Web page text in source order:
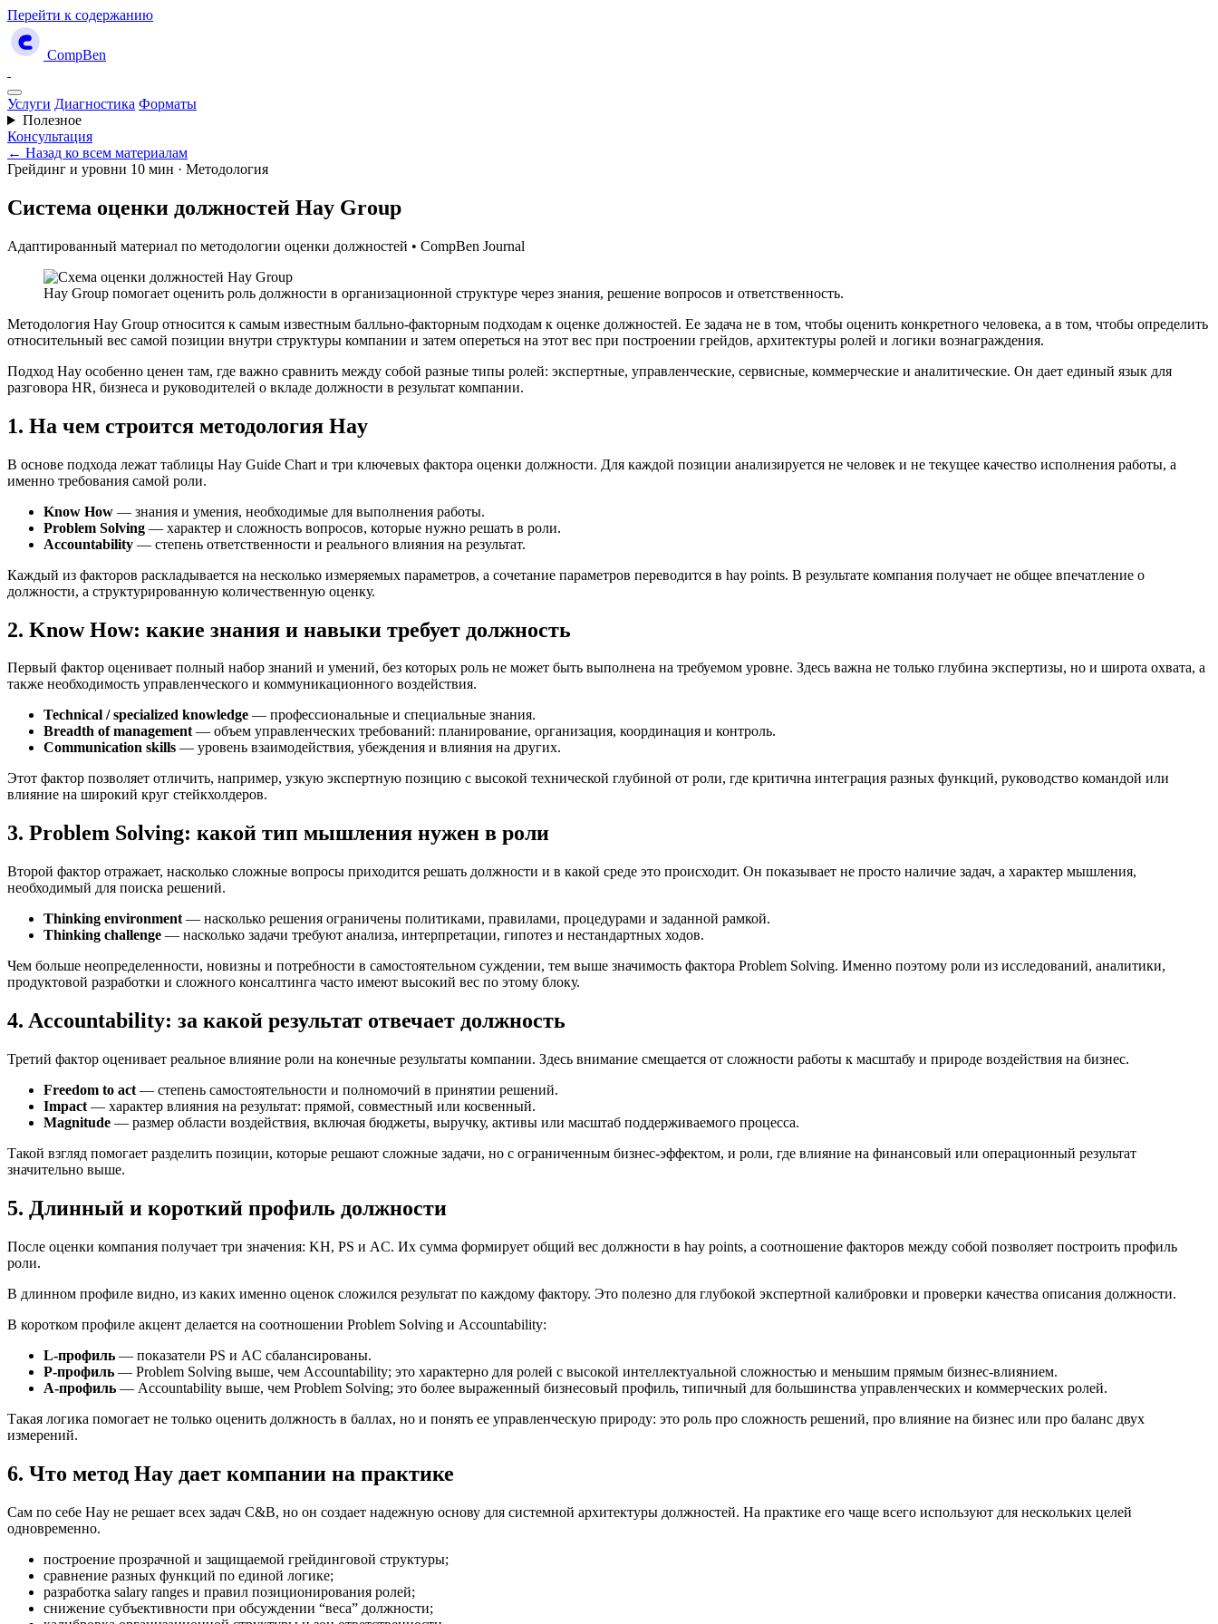
Перейти к содержанию
CompBen
Услуги Диагностика Форматы
Полезное
Консультация
← Назад ко всем материалам
Грейдинг и уровни 10 мин · Методология
Система оценки должностей Hay Group
Адаптированный материал по методологии оценки должностей • CompBen Journal
Hay Group помогает оценить роль должности в организационной структуре через знания, решение вопросов и ответственность.
Методология Hay Group относится к самым известным балльно-факторным подходам к оценке должностей. Ее задача не в том, чтобы оценить конкретного человека, а в том, чтобы определить
относительный вес самой позиции внутри структуры компании и затем опереться на этот вес при построении грейдов, архитектуры ролей и логики вознаграждения.
Подход Hay особенно ценен там, где важно сравнить между собой разные типы ролей: экспертные, управленческие, сервисные, коммерческие и аналитические. Он дает единый язык для
разговора HR, бизнеса и руководителей о вкладе должности в результат компании.
1. На чем строится методология Hay
В основе подхода лежат таблицы Hay Guide Chart и три ключевых фактора оценки должности. Для каждой позиции анализируется не человек и не текущее качество исполнения работы, а
именно требования самой роли.
Know How — знания и умения, необходимые для выполнения работы.
Problem Solving — характер и сложность вопросов, которые нужно решать в роли.
Accountability — степень ответственности и реального влияния на результат.
Каждый из факторов раскладывается на несколько измеряемых параметров, а сочетание параметров переводится в hay points. В результате компания получает не общее впечатление о
должности, а структурированную количественную оценку.
2. Know How: какие знания и навыки требует должность
Первый фактор оценивает полный набор знаний и умений, без которых роль не может быть выполнена на требуемом уровне. Здесь важна не только глубина экспертизы, но и широта охвата, а
также необходимость управленческого и коммуникационного воздействия.
Technical / specialized knowledge — профессиональные и специальные знания.
Breadth of management— объем управленческих требований: планирование, организация, координация и контроль.
Communication skills — уровень взаимодействия, убеждения и влияния на других.
Этот фактор позволяет отличить, например, узкую экспертную позицию с высокой технической глубиной от роли, где критична интеграция разных функций, руководство командой или
влияние на широкий круг стейкхолдеров.
3. Problem Solving: какой тип мышления нужен в роли
Второй фактор отражает, насколько сложные вопросы приходится решать должности и в какой среде это происходит. Он показывает не просто наличие задач, а характер мышления,
необходимый для поиска решений.
Thinking environment — насколько решения ограничены политиками, правилами, процедурами и заданной рамкой.
Thinking challenge — насколько задачи требуют анализа, интерпретации, гипотез и нестандартных ходов.
Чем больше неопределенности, новизны и потребности в самостоятельном суждении, тем выше значимость фактора Problem Solving. Именно поэтому роли из исследований, аналитики,
продуктовой разработки и сложного консалтинга часто имеют высокий вес по этому блоку.
4. Accountability: за какой результат отвечает должность
Третий фактор оценивает реальное влияние роли на конечные результаты компании. Здесь внимание смещается от сложности работы к масштабу и природе воздействия на бизнес.
Freedom to act — степень самостоятельности и полномочий в принятии решений.
Impact — характер влияния на результат: прямой, совместный или косвенный.
Magnitude — размер области воздействия, включая бюджеты, выручку, активы или масштаб поддерживаемого процесса.
Такой взгляд помогает разделить позиции, которые решают сложные задачи, но с ограниченным бизнес-эффектом, и роли, где влияние на финансовый или операционный результат
значительно выше.
5. Длинный и короткий профиль должности
После оценки компания получает три значения: KH, PS и AC. Их сумма формирует общий вес должности в hay points, а соотношение факторов между собой позволяет построить профиль
роли.
В длинном профиле видно, из каких именно оценок сложился результат по каждому фактору. Это полезно для глубокой экспертной калибровки и проверки качества описания должности.
В коротком профиле акцент делается на соотношении Problem Solving и Accountability:
L-профиль — показатели PS и AC сбалансированы.
P-профиль — Problem Solving выше, чем Accountability; это характерно для ролей с высокой интеллектуальной сложностью и меньшим прямым бизнес-влиянием.
A-профиль — Accountability выше, чем Problem Solving; это более выраженный бизнесовый профиль, типичный для большинства управленческих и коммерческих ролей.
Такая логика помогает не только оценить должность в баллах, но и понять ее управленческую природу: это роль про сложность решений, про влияние на бизнес или про баланс двух
измерений.
6. Что метод Hay дает компании на практике
Сам по себе Hay не решает всех задач C&B, но он создает надежную основу для системной архитектуры должностей. На практике его чаще всего используют для нескольких целей
одновременно.
построение прозрачной и защищаемой грейдинговой структуры;
сравнение разных функций по единой логике;
разработка salary ranges и правил позиционирования ролей;
снижение субъективности при обсуждении “веса” должности;